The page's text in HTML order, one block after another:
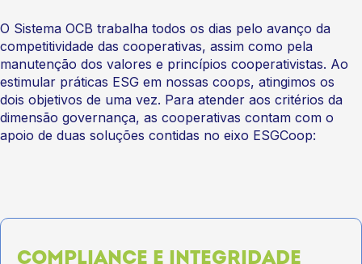
O Sistema OCB trabalha todos os dias pelo avanço da
competitividade das cooperativas, assim como pela
manutenção dos valores e princípios cooperativistas. Ao
estimular práticas ESG em nossas coops, atingimos os
dois objetivos de uma vez. Para atender aos critérios da
dimensão governança, as cooperativas contam com o
apoio de duas soluções contidas no eixo ESGCoop:
COMPLIANCE E INTEGRIDADE